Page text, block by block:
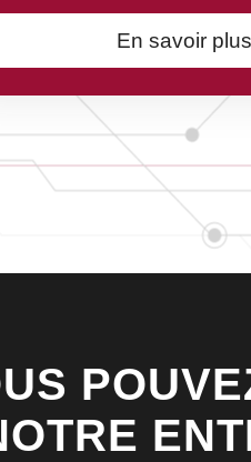
En savoir plus